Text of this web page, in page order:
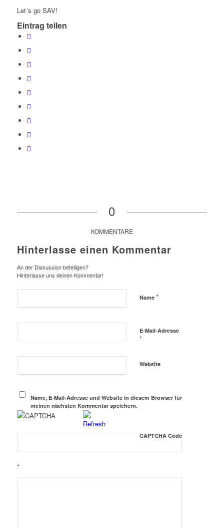
Let´s go SAV!
Eintrag teilen
0
KOMMENTARE
Hinterlasse einen Kommentar
An der Diskussion beteiligen?
Hinterlasse uns deinen Kommentar!
Name *
E-Mail-Adresse
*
Website
Name, E-Mail-Adresse und Website in diesem Browser für
meinen nächsten Kommentar speichern.
CAPTCHA Code
*